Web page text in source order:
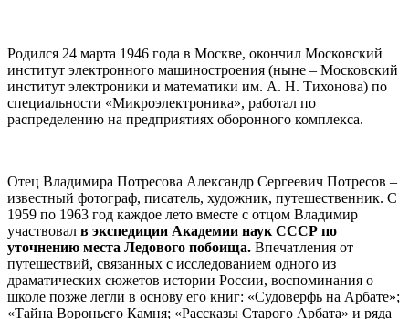
Родился 24 марта 1946 года в Москве, окончил Московский
институт электронного машиностроения (ныне – Московский
институт электроники и математики им. А. Н. Тихонова) по
специальности «Микроэлектроника», работал по
распределению на предприятиях оборонного комплекса.
Отец Владимира Потресова Александр Сергеевич Потресов –
известный фотограф, писатель, художник, путешественник. С
1959 по 1963 год каждое лето вместе с отцом Владимир
участвовал в экспедиции Академии наук СССР по
уточнению места Ледового побоища. Впечатления от
путешествий, связанных с исследованием одного из
драматических сюжетов истории России, воспоминания о
школе позже легли в основу его книг: «Судоверфь на Арбате»;
«Тайна Вороньего Камня; «Рассказы Старого Арбата» и ряда